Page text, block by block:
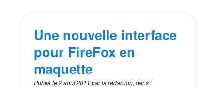
Une nouvelle interface
pour FireFox en
maquette
Publié le2 août 2011 parla rédaction, dans :